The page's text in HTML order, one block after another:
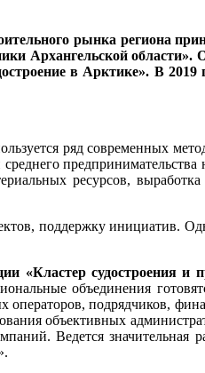
рынка региона
Архангельской
в Арктике». В 2019
ряд современных
ресурсов,
поддержку инициатив.
«Кластер судостроения и
объединения
операторов, подрядчиков,
объективных
Ведется значительная